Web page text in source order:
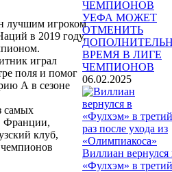
лучшим игроком
в 2019 году,
играл
поля и помог
А в сезоне
самых
Франции,
клуб,
УЕФА МОЖЕТ
ОТМЕНИТЬ
ВРЕМЯ В ЛИГЕ
ЧЕМПИОНОВ
06.02.2025
Виллиан вернулся
«Фулхэм» в третий